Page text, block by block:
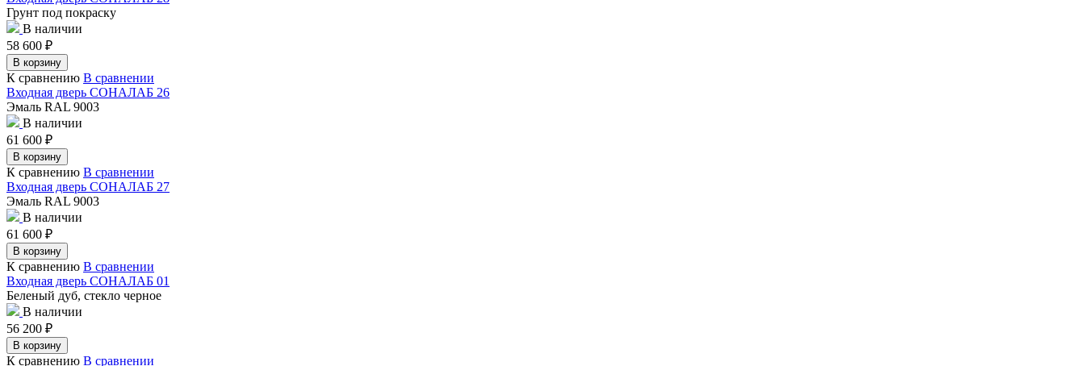
Грунт под покраску
В наличии
58 600 ₽
В корзину
К сравнению В сравнении
Входная дверь СОНАЛАБ 26
Эмаль RAL 9003
В наличии
61 600 ₽
В корзину
К сравнению В сравнении
Входная дверь СОНАЛАБ 27
Эмаль RAL 9003
В наличии
61 600 ₽
В корзину
К сравнению В сравнении
Входная дверь СОНАЛАБ 01
Беленый дуб, стекло черное
В наличии
56 200 ₽
В корзину
К сравнению В сравнении